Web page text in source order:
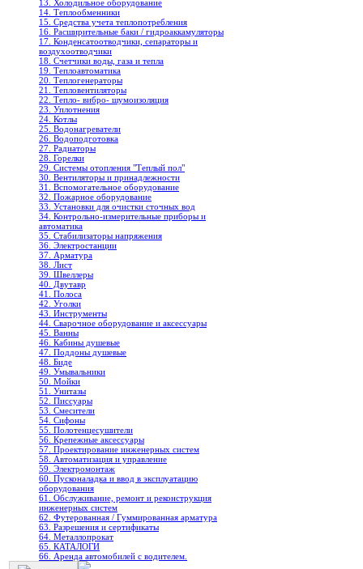
13. Холодильное oборудование
14. Теплообменники
15. Средства учета теплопотребления
16. Расширительные баки / гидроаккамуляторы
17. Конденсатоотводчики, сепараторы и
воздухоотводчики
18. Счетчики воды, газа и тепла
19. Теплоавтоматика
20. Теплогенераторы
21. Тепловентиляторы
22. Тепло- вибро- шумоизоляция
23. Уплотнения
24. Котлы
25. Водонагреватели
26. Водоподготовка
27. Радиаторы
28. Горелки
29. Системы отопления "Теплый пол"
30. Вентиляторы и принадлежности
31. Вспомогательное оборудование
32. Пожарное оборудование
33. Установки для очистки сточных вод
34. Контрольно-измерительные приборы и
автоматика
35. Стабилизаторы напряжения
36. Электростанции
37. Арматура
38. Лист
39. Швеллеры
40. Двутавр
41. Полоса
42. Уголки
43. Инструменты
44. Сварочное оборудование и аксессуары
45. Ванны
46. Кабины душевые
47. Поддоны душевые
48. Биде
49. Умывальники
50. Мойки
51. Унитазы
52. Писсуары
53. Смесители
54. Сифоны
55. Полотенцесушители
56. Крепежные аксессуары
57. Проектирование инженерных систем
58. Автоматизация и управление
59. Электромонтаж
60. Пусконаладка и ввод в эксплуатацию
оборудования
61. Обслуживание, ремонт и реконструкция
инженерных систем
62. Футерованная / Гуммированная арматура
63. Разрешения и сертификаты
64. Металлопрокат
65. КАТАЛОГИ
66. Аренда автомобилей с водителем.